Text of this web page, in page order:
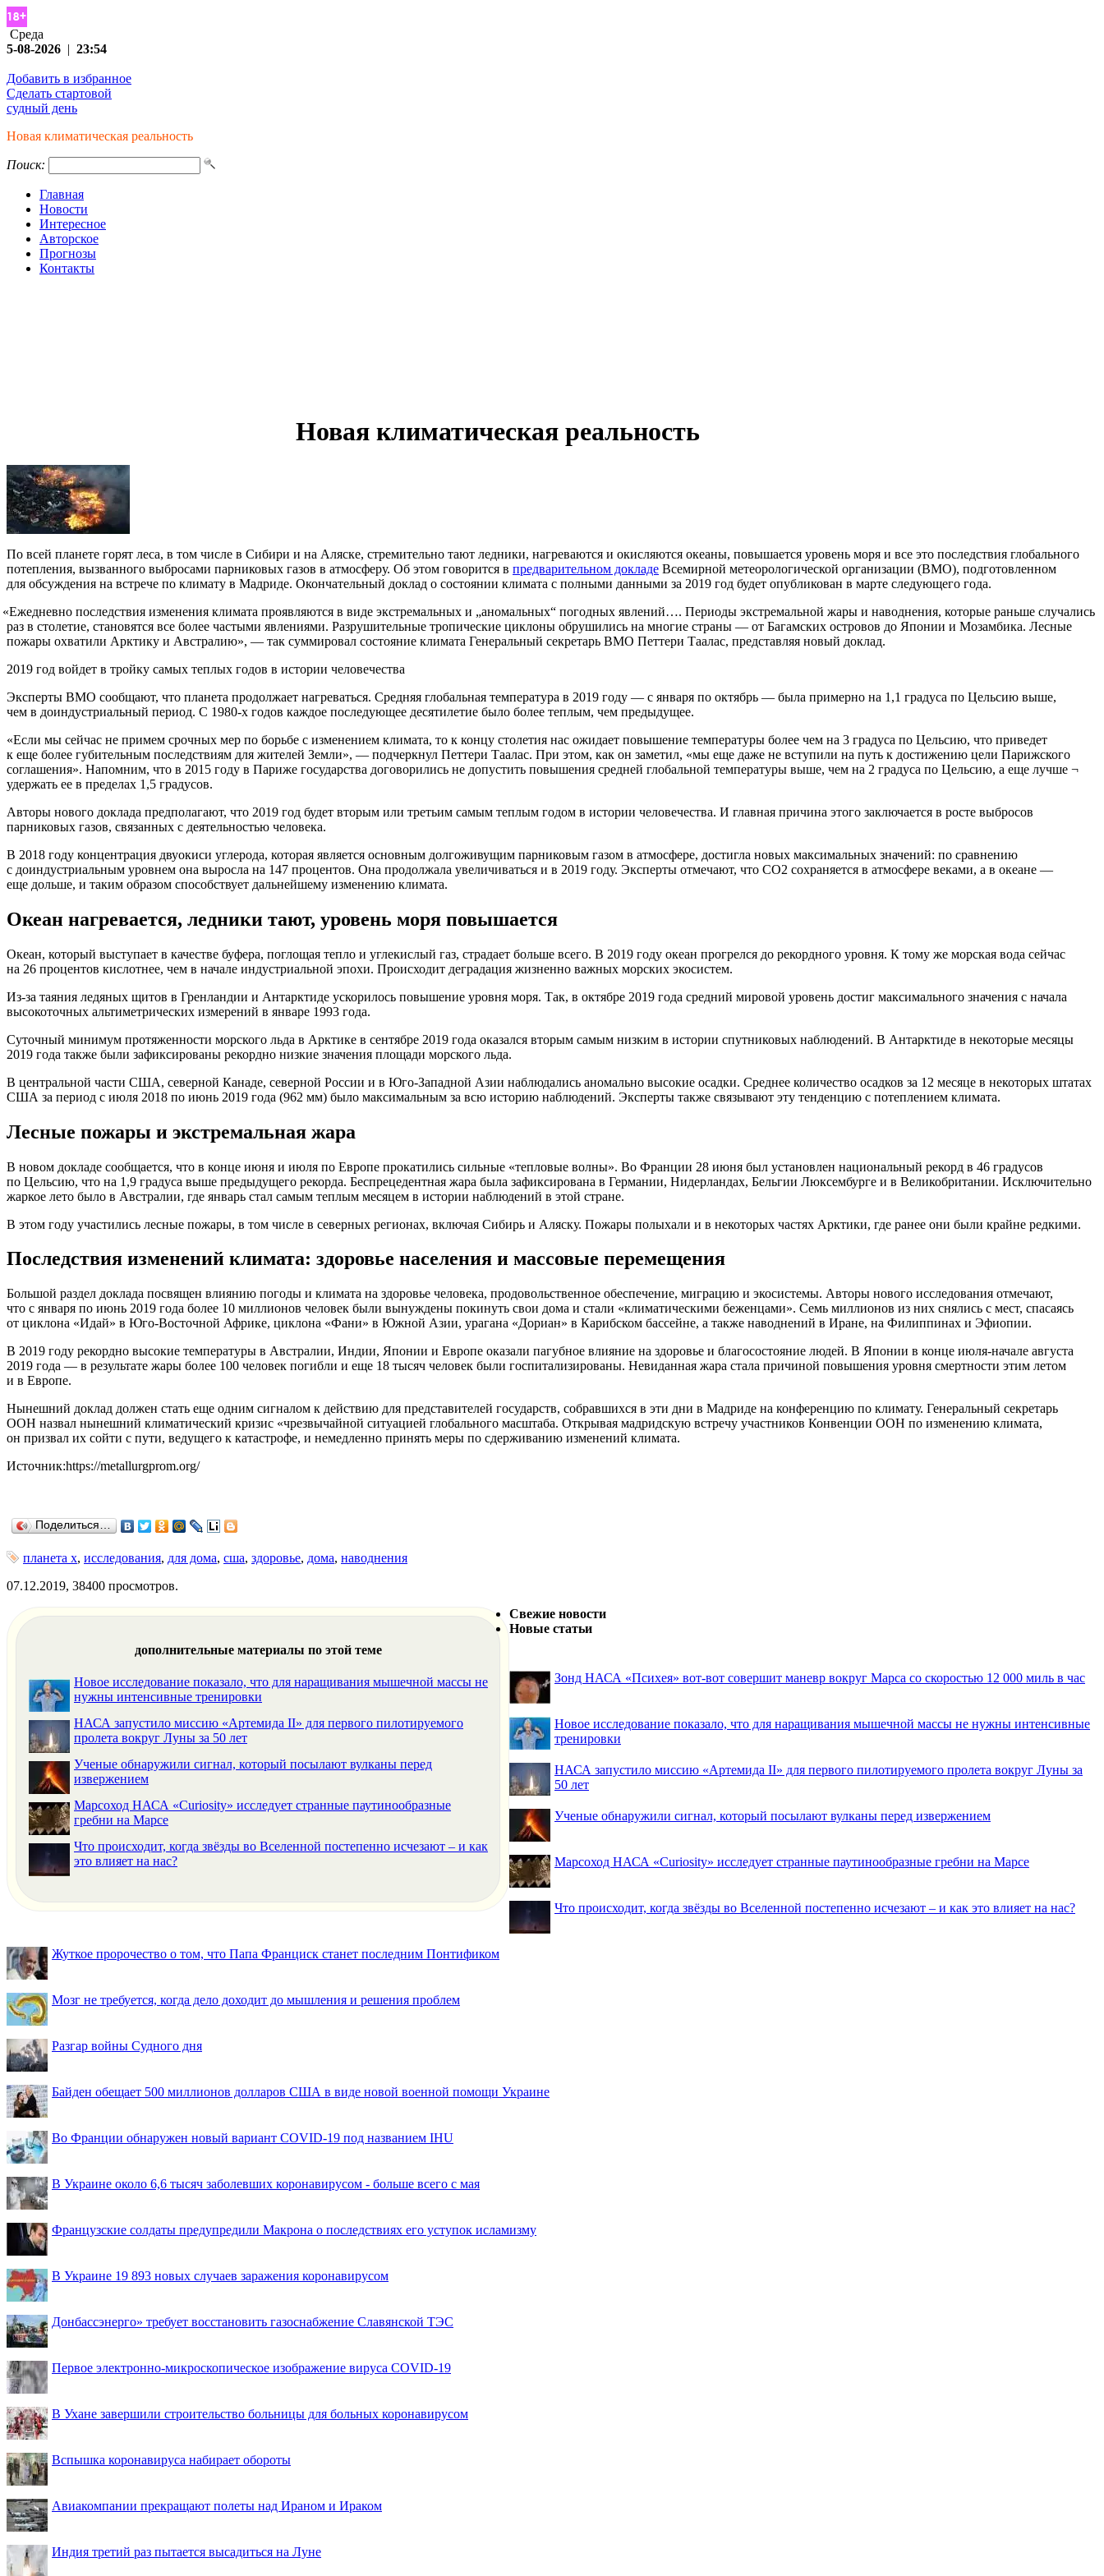
Среда
5-08-2026 | 23:54
Добавить в избранное
Сделать стартовой
судный день
Новая климатическая реальность
Поиск:
Главная
Новости
Интересное
Авторское
Прогнозы
Контакты
Новая климатическая реальность
По всей планете горят леса, в том числе в Сибири и на Аляске, стремительно тают ледники, нагреваются и окисляются океаны, повышается уровень моря и все это последствия глобального
потепления, вызванного выбросами парниковых газов в атмосферу. Об этом говорится в предварительном докладе Всемирной метеорологической организации (ВМО), подготовленном
для обсуждения на встрече по климату в Мадриде. Окончательный доклад о состоянии климата с полными данными за 2019 год будет опубликован в марте следующего года.
«Ежедневно последствия изменения климата проявляются в виде экстремальных и „аномальных“ погодных явлений…. Периоды экстремальной жары и наводнения, которые раньше случались
раз в столетие, становятся все более частыми явлениями. Разрушительные тропические циклоны обрушились на многие страны — от Багамских островов до Японии и Мозамбика. Лесные
пожары охватили Арктику и Австралию», — так суммировал состояние климата Генеральный секретарь ВМО Петтери Таалас, представляя новый доклад.
2019 год войдет в тройку самых теплых годов в истории человечества
Эксперты ВМО сообщают, что планета продолжает нагреваться. Средняя глобальная температура в 2019 году — с января по октябрь — была примерно на 1,1 градуса по Цельсию выше,
чем в доиндустриальный период. С 1980-х годов каждое последующее десятилетие было более теплым, чем предыдущее.
«Если мы сейчас не примем срочных мер по борьбе с изменением климата, то к концу столетия нас ожидает повышение температуры более чем на 3 градуса по Цельсию, что приведет
к еще более губительным последствиям для жителей Земли», — подчеркнул Петтери Таалас. При этом, как он заметил, «мы еще даже не вступили на путь к достижению цели Парижского
соглашения». Напомним, что в 2015 году в Париже государства договорились не допустить повышения средней глобальной температуры выше, чем на 2 градуса по Цельсию, а еще лучше ¬
удержать ее в пределах 1,5 градусов.
Авторы нового доклада предполагают, что 2019 год будет вторым или третьим самым теплым годом в истории человечества. И главная причина этого заключается в росте выбросов
парниковых газов, связанных с деятельностью человека.
В 2018 году концентрация двуокиси углерода, которая является основным долгоживущим парниковым газом в атмосфере, достигла новых максимальных значений: по сравнению
с доиндустриальным уровнем она выросла на 147 процентов. Она продолжала увеличиваться и в 2019 году. Эксперты отмечают, что CO2 сохраняется в атмосфере веками, а в океане —
еще дольше, и таким образом способствует дальнейшему изменению климата.
Океан нагревается, ледники тают, уровень моря повышается
Океан, который выступает в качестве буфера, поглощая тепло и углекислый газ, страдает больше всего. В 2019 году океан прогрелся до рекордного уровня. К тому же морская вода сейчас
на 26 процентов кислотнее, чем в начале индустриальной эпохи. Происходит деградация жизненно важных морских экосистем.
Из-за таяния ледяных щитов в Гренландии и Антарктиде ускорилось повышение уровня моря. Так, в октябре 2019 года средний мировой уровень достиг максимального значения с начала
высокоточных альтиметрических измерений в январе 1993 года.
Суточный минимум протяженности морского льда в Арктике в сентябре 2019 года оказался вторым самым низким в истории спутниковых наблюдений. В Антарктиде в некоторые месяцы
2019 года также были зафиксированы рекордно низкие значения площади морского льда.
В центральной части США, северной Канаде, северной России и в Юго-Западной Азии наблюдались аномально высокие осадки. Среднее количество осадков за 12 месяце в некоторых штатах
США за период с июля 2018 по июнь 2019 года (962 мм) было максимальным за всю историю наблюдений. Эксперты также связывают эту тенденцию с потеплением климата.
Лесные пожары и экстремальная жара
В новом докладе сообщается, что в конце июня и июля по Европе прокатились сильные «тепловые волны». Во Франции 28 июня был установлен национальный рекорд в 46 градусов
по Цельсию, что на 1,9 градуса выше предыдущего рекорда. Беспрецедентная жара была зафиксирована в Германии, Нидерландах, Бельгии Люксембурге и в Великобритании. Исключительно
жаркое лето было в Австралии, где январь стал самым теплым месяцем в истории наблюдений в этой стране.
В этом году участились лесные пожары, в том числе в северных регионах, включая Сибирь и Аляску. Пожары полыхали и в некоторых частях Арктики, где ранее они были крайне редкими.
Последствия изменений климата: здоровье населения и массовые перемещения
Большой раздел доклада посвящен влиянию погоды и климата на здоровье человека, продовольственное обеспечение, миграцию и экосистемы. Авторы нового исследования отмечают,
что с января по июнь 2019 года более 10 миллионов человек были вынуждены покинуть свои дома и стали «климатическими беженцами». Семь миллионов из них снялись с мест, спасаясь
от циклона «Идай» в Юго-Восточной Африке, циклона «Фани» в Южной Азии, урагана «Дориан» в Карибском бассейне, а также наводнений в Иране, на Филиппинах и Эфиопии.
В 2019 году рекордно высокие температуры в Австралии, Индии, Японии и Европе оказали пагубное влияние на здоровье и благосостояние людей. В Японии в конце июля-начале августа
2019 года — в результате жары более 100 человек погибли и еще 18 тысяч человек были госпитализированы. Невиданная жара стала причиной повышения уровня смертности этим летом
и в Европе.
Нынешний доклад должен стать еще одним сигналом к действию для представителей государств, собравшихся в эти дни в Мадриде на конференцию по климату. Генеральный секретарь
ООН назвал нынешний климатический кризис «чрезвычайной ситуацией глобального масштаба. Открывая мадридскую встречу участников Конвенции ООН по изменению климата,
он призвал их сойти с пути, ведущего к катастрофе, и немедленно принять меры по сдерживанию изменений климата.
Источник:https://metallurgprom.org/
Поделиться…
планета х, исследования, для дома, сша, здоровье, дома, наводнения
07.12.2019, 38400 просмотров.
дополнительные материалы по этой теме
Новое исследование показало, что для наращивания мышечной массы не
нужны интенсивные тренировки
НАСА запустило миссию «Артемида II» для первого пилотируемого
пролета вокруг Луны за 50 лет
Ученые обнаружили сигнал, который посылают вулканы перед
извержением
Марсоход НАСА «Curiosity» исследует странные паутинообразные
гребни на Марсе
Что происходит, когда звёзды во Вселенной постепенно исчезают – и как
это влияет на нас?
Свежие новости
Новые статьи
Зонд НАСА «Психея» вот-вот совершит маневр вокруг Марса со скоростью 12 000 миль в час
Новое исследование показало, что для наращивания мышечной массы не нужны интенсивные
тренировки
НАСА запустило миссию «Артемида II» для первого пилотируемого пролета вокруг Луны за
50 лет
Ученые обнаружили сигнал, который посылают вулканы перед извержением
Марсоход НАСА «Curiosity» исследует странные паутинообразные гребни на Марсе
Что происходит, когда звёзды во Вселенной постепенно исчезают – и как это влияет на нас?
Жуткое пророчество о том, что Папа Франциск станет последним Понтификом
Мозг не требуется, когда дело доходит до мышления и решения проблем
Разгар войны Судного дня
Байден обещает 500 миллионов долларов США в виде новой военной помощи Украине
Во Франции обнаружен новый вариант COVID-19 под названием IHU
В Украине около 6,6 тысяч заболевших коронавирусом - больше всего с мая
Французские солдаты предупредили Макрона о последствиях его уступок исламизму
В Украине 19 893 новых случаев заражения коронавирусом
Донбассэнерго» требует восстановить газоснабжение Славянской ТЭС
Первое электронно-микроскопическое изображение вируса COVID-19
В Ухане завершили строительство больницы для больных коронавирусом
Вспышка коронавируса набирает обороты
Авиакомпании прекращают полеты над Ираном и Ираком
Индия третий раз пытается высадиться на Луне